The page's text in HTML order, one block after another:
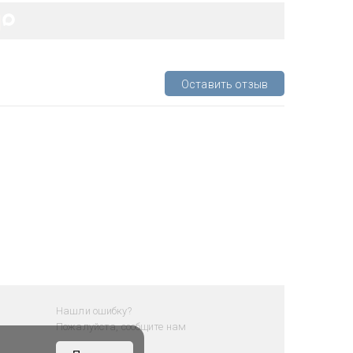
Оставить отзыв
Нашли ошибку?
Пожалуйста, сообщите нам